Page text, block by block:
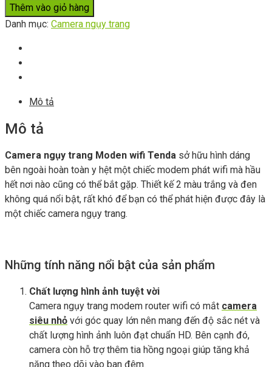
Thêm vào giỏ hàng
Danh mục: Camera ngụy trang
Mô tả
Mô tả
Camera ngụy trang Moden wifi Tenda sở hữu hình dáng
bên ngoài hoàn toàn y hệt một chiếc modem phát wifi mà hầu
hết nơi nào cũng có thể bắt gặp. Thiết kế 2 màu trắng và đen
không quá nổi bật, rất khó để bạn có thể phát hiện được đây là
một chiếc camera ngụy trang.
Những tính năng nổi bật của sản phẩm
Chất lượng hình ảnh tuyệt vời
Camera ngụy trang modem router wifi có mắt camera
siêu nhỏ với góc quay lớn nên mang đến độ sắc nét và
chất lượng hình ảnh luôn đạt chuẩn HD. Bên cạnh đó,
camera còn hỗ trợ thêm tia hồng ngoại giúp tăng khả
năng theo dõi vào ban đêm.